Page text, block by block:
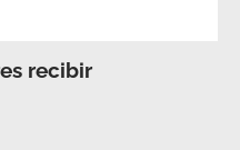
recibir